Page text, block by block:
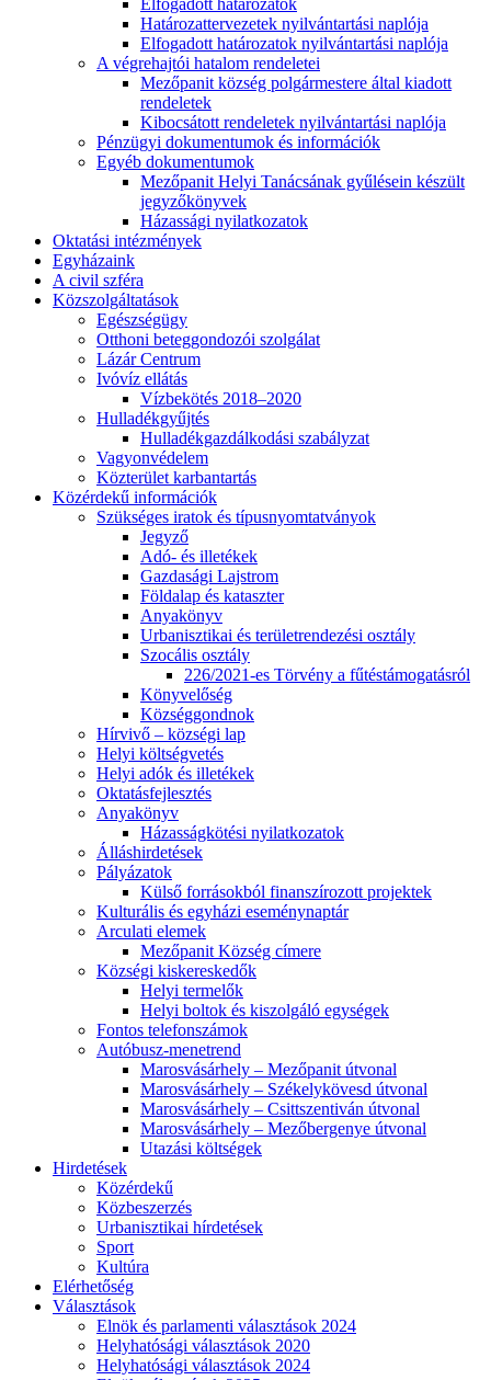
Határozattervezetek nyilvántartási naplója
Elfogadott határozatok nyilvántartási naplója
A végrehajtói hatalom rendeletei
Mezőpanit község polgármestere által kiadott
rendeletek
Kibocsátott rendeletek nyilvántartási naplója
Pénzügyi dokumentumok és információk
Egyéb dokumentumok
Mezőpanit Helyi Tanácsának gyűlésein készült
jegyzőkönyvek
Házassági nyilatkozatok
Oktatási intézmények
Egyházaink
A civil szféra
Közszolgáltatások
Egészségügy
Otthoni beteggondozói szolgálat
Lázár Centrum
Ivóvíz ellátás
Vízbekötés 2018–2020
Hulladékgyűjtés
Hulladékgazdálkodási szabályzat
Vagyonvédelem
Közterület karbantartás
Közérdekű információk
Szükséges iratok és típusnyomtatványok
Jegyző
Adó- és illetékek
Gazdasági Lajstrom
Földalap és kataszter
Anyakönyv
Urbanisztikai és területrendezési osztály
Szocális osztály
226/2021-es Törvény a fűtéstámogatásról
Könyvelőség
Községgondnok
Hírvivő – községi lap
Helyi költségvetés
Helyi adók és illetékek
Oktatásfejlesztés
Anyakönyv
Házasságkötési nyilatkozatok
Álláshirdetések
Pályázatok
Külső forrásokból finanszírozott projektek
Kulturális és egyházi eseménynaptár
Arculati elemek
Mezőpanit Község címere
Községi kiskereskedők
Helyi termelők
Helyi boltok és kiszolgáló egységek
Fontos telefonszámok
Autóbusz-menetrend
Marosvásárhely – Mezőpanit útvonal
Marosvásárhely – Székelykövesd útvonal
Marosvásárhely – Csittszentiván útvonal
Marosvásárhely – Mezőbergenye útvonal
Utazási költségek
Hirdetések
Közérdekű
Közbeszerzés
Urbanisztikai hírdetések
Sport
Kultúra
Elérhetőség
Választások
Elnök és parlamenti választások 2024
Helyhatósági választások 2020
Helyhatósági választások 2024